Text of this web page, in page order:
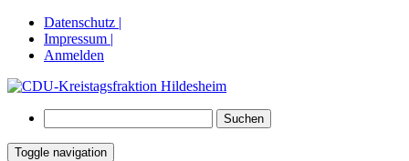
Datenschutz |
Impressum |
Anmelden
nach:
Toggle navigation